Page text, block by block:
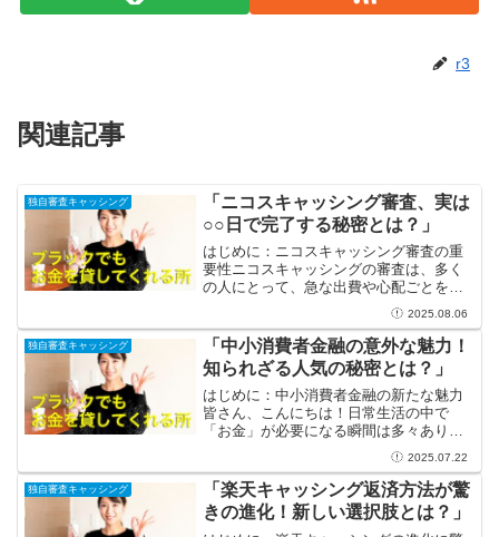
r3
関連記事
独自審査キャッシング
「ニコスキャッシング審査、実は
○○日で完了する秘密とは？」
はじめに：ニコスキャッシング審査の重
要性ニコスキャッシングの審査は、多く
の人にとって、急な出費や心配ごとを解
消するための大切なステップです。生活
の中で、思わぬ出費が発生することは誰
にでもありますよね。急な医療費や修理
代、旅行費用など、さまざ...
2025.08.06
独自審査キャッシング
「中小消費者金融の意外な魅力！
知られざる人気の秘密とは？」
はじめに：中小消費者金融の新たな魅力
皆さん、こんにちは！日常生活の中で
「お金」が必要になる瞬間は多々ありま
すよね。そんなときに思い浮かぶのが消
費者金融ですが、大手金融機関と比べて
中小消費者金融が持つ意外な魅力を知っ
ている人は少ないのではない...
2025.07.22
独自審査キャッシング
「楽天キャッシング返済方法が驚
きの進化！新しい選択肢とは？」